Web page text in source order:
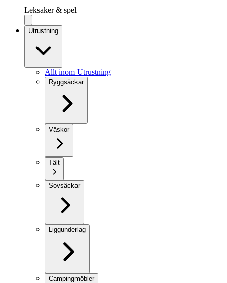
Leksaker & spel
Utrustning
Allt inom Utrustning
Ryggsäckar
Väskor
Tält
Sovsäckar
Liggunderlag
Campingmöbler